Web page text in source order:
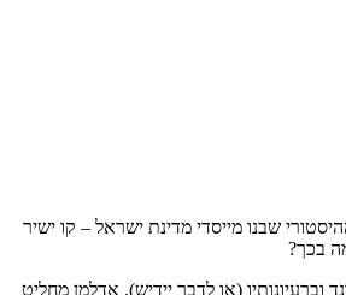
שבנו מייסדי מדינת ישראל – קו ישיר
בכך?
(או לדבר יידיש), אדלמן מחליט